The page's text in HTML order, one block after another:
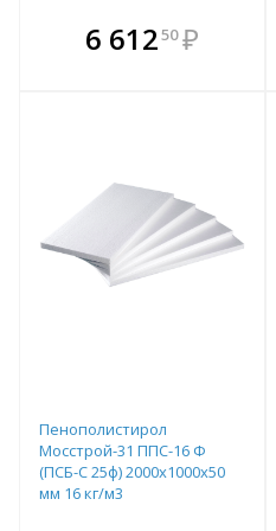
6 61250 ₽
В комплекте
всегда выгоднее!
Пенополистирол
Мосстрой-31 ППС-16 Ф
(ПСБ-С 25ф) 2000х1000х50
мм 16 кг/м3